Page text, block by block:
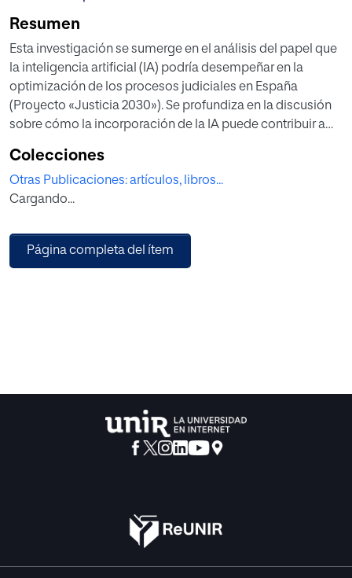
Resumen
Esta investigación se sumerge en el análisis del papel que
la inteligencia artificial (IA) podría desempeñar en la
optimización de los procesos judiciales en España
(Proyecto «Justicia 2030»). Se profundiza en la discusión
sobre cómo la incorporación de la IA puede contribuir a
pero al mismo tiempo, se pone especial atención en los
riesgos potenciales que esto conlleva. Particularmente, se
abordan las preocupaciones respecto a la privacidad de
sesgos automáticos inherentes a los algoritmos utilizados
(grandes corporaciones tecnológicas estadounidenses;
Colecciones
Otras Publicaciones: artículos, libros...
Cargando...
Página completa del ítem